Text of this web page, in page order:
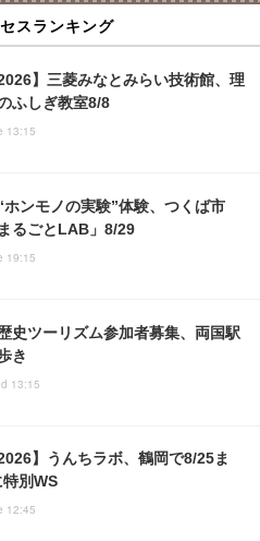
スランキング
】三菱みなとみらい技術館、理
ふしぎ教室8/8
13:15
ホンモノの実験”体験、つくば市
るごとLAB」8/29
19:15
史ツーリズム参加者募集、両国駅
き
13:15
】うんちラボ、鶴岡で8/25ま
別WS
12:45